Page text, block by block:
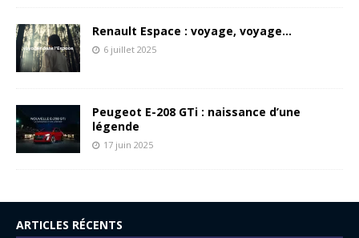
Renault Espace : voyage, voyage…
6 juillet 2025
Peugeot E-208 GTi : naissance d’une
légende
17 juin 2025
ARTICLES RÉCENTS